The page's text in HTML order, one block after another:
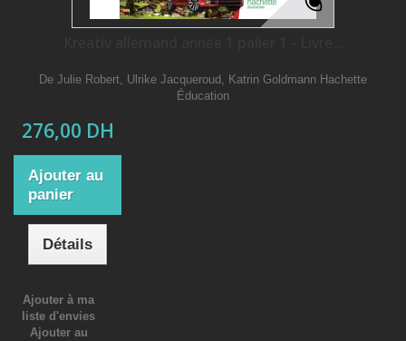
De Julie Robert, Ulrike Jacqueroud, Katrin Goldmann Hachette
Éducation
276,00 DH
Ajouter au
panier
Détails
Ajouter à ma
liste d'envies
Ajouter au